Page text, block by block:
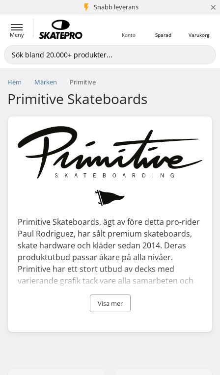
Snabb leverans
5+ milj. kunder ×
Meny Varukorg
Sparad
Konto
Hem Märken Primitive
Primitive Skateboards
Primitive Skateboards, ägt av före detta pro-rider
Paul Rodriguez, har sålt premium skateboards,
skate hardware och kläder sedan 2014. Deras
produktutbud passar åkare på alla nivåer.
Primitive har ett stort utbud av decks med
varierande grafik tack vare alla samarbeten och
deras kreativa designavdelning som säkerställer
att det finns något för alla smaker och stilar.
Visa mer